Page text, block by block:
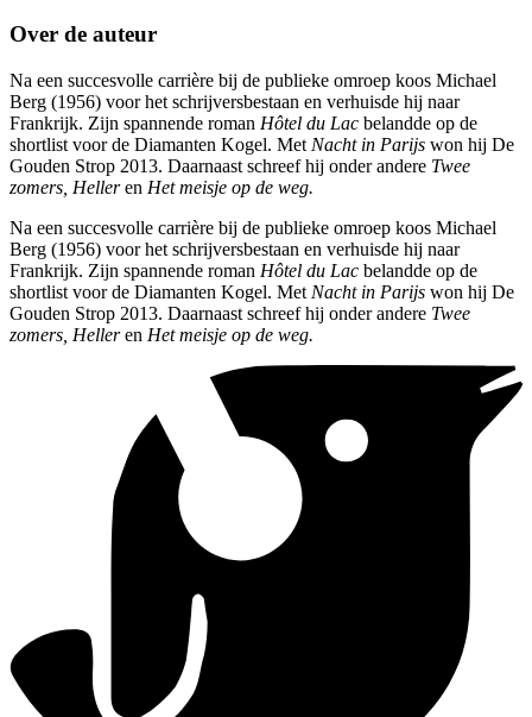
Over de auteur
Na een succesvolle carrière bij de publieke omroep koos Michael
Berg (1956) voor het schrijversbestaan en verhuisde hij naar
Frankrijk. Zijn spannende roman Hôtel du Lac belandde op de
shortlist voor de Diamanten Kogel. Met Nacht in Parijs won hij De
Gouden Strop 2013. Daarnaast schreef hij onder andere Twee
zomers, Helleren Het meisje op de weg.
Na een succesvolle carrière bij de publieke omroep koos Michael
Berg (1956) voor het schrijversbestaan en verhuisde hij naar
Frankrijk. Zijn spannende roman Hôtel du Lac belandde op de
shortlist voor de Diamanten Kogel. Met Nacht in Parijs won hij De
Gouden Strop 2013. Daarnaast schreef hij onder andere Twee
zomers, Helleren Het meisje op de weg.